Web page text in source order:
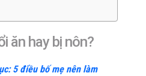
ăn hay bị nôn?
5 điều bố mẹ nên làm